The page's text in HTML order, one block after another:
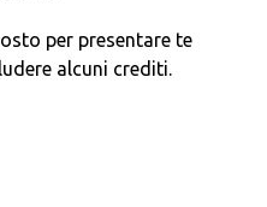
per presentare te
alcuni crediti.